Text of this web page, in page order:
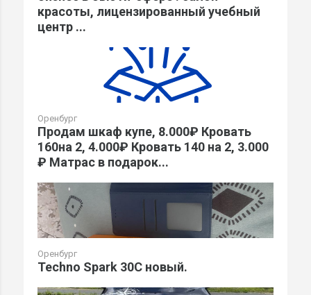
красоты, лицензированный учебный
центр ...
Оренбург
Продам шкаф купе, 8.000₽ Кровать
160на 2, 4.000₽ Кровать 140 на 2, 3.000
₽ Матрас в подарок...
Оренбург
Techno Spark 30C новый.